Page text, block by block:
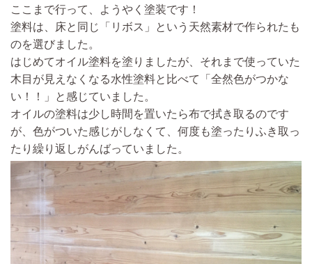
ここまで行って、
ようやく塗装です！
塗料は、床と同じ「リボス」という天然素材で作られたも
のを選びました。
はじめてオイル塗料を塗りましたが、それまで使っていた
木目が見えなくなる水性塗料と比べて「全然色がつかな
い！！」と感じていました。
オイルの塗料は少し時間を置いたら布で拭き取るのです
が、色がついた感じがしなくて、何度も塗ったりふき取っ
たり繰り返しがんばっていました。